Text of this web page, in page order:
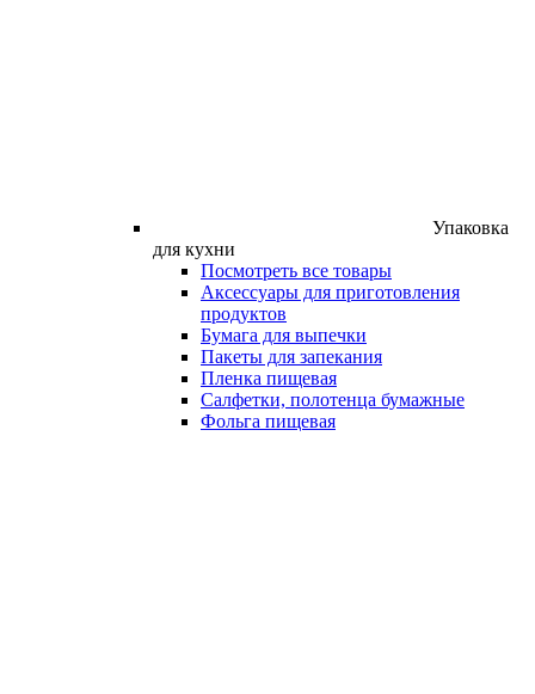
Упаковка
для кухни
Посмотреть все товары
Аксессуары для приготовления
продуктов
Бумага для выпечки
Пакеты для запекания
Пленка пищевая
Салфетки, полотенца бумажные
Фольга пищевая